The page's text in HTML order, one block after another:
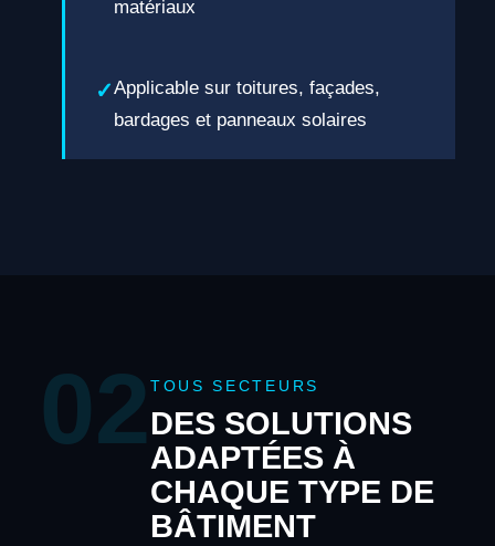
matériaux
Applicable sur toitures, façades,
bardages et panneaux solaires
02 TOUS SECTEURS
DES SOLUTIONS
ADAPTÉES À
CHAQUE TYPE DE
BÂTIMENT